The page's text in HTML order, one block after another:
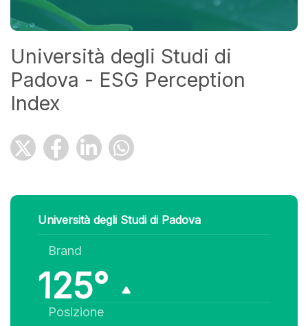
Università degli Studi di
Padova - ESG Perception
Index
Università degli Studi di Padova
Brand
125°
Posizione